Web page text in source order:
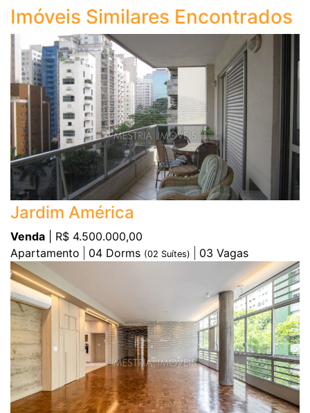
Imóveis Similares Encontrados
Jardim América
Venda | R$ 4.500.000,00
Apartamento
04 Dorms (02 Suítes) 03 Vagas